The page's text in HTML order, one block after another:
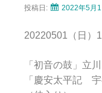
投稿日: 2022年5月1
20220501（日）
「初音の鼓」立
「慶安太平記